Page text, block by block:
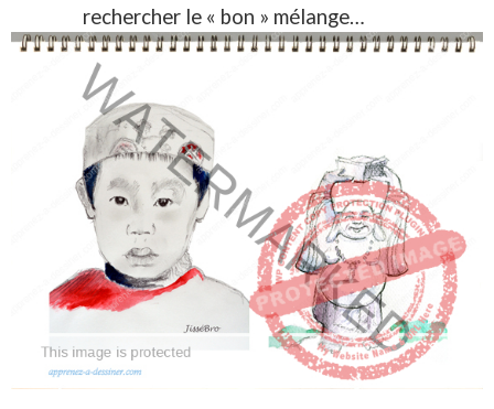
rechercher le « bon » mélange…